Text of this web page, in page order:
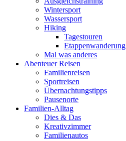
Wintersport
Wassersport
Hiking
Tagestouren
Etappenwanderung
Mal was anderes
Abenteuer Reisen
Familienreisen
Sportreisen
Übernachtungstipps
Pausenorte
Familien-Alltag
Dies & Das
Kreativzimmer
Familienautos